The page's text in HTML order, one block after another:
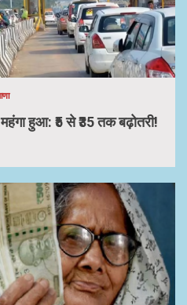
हुआ: ₹5 से ₹35 तक बढ़ोतरी!